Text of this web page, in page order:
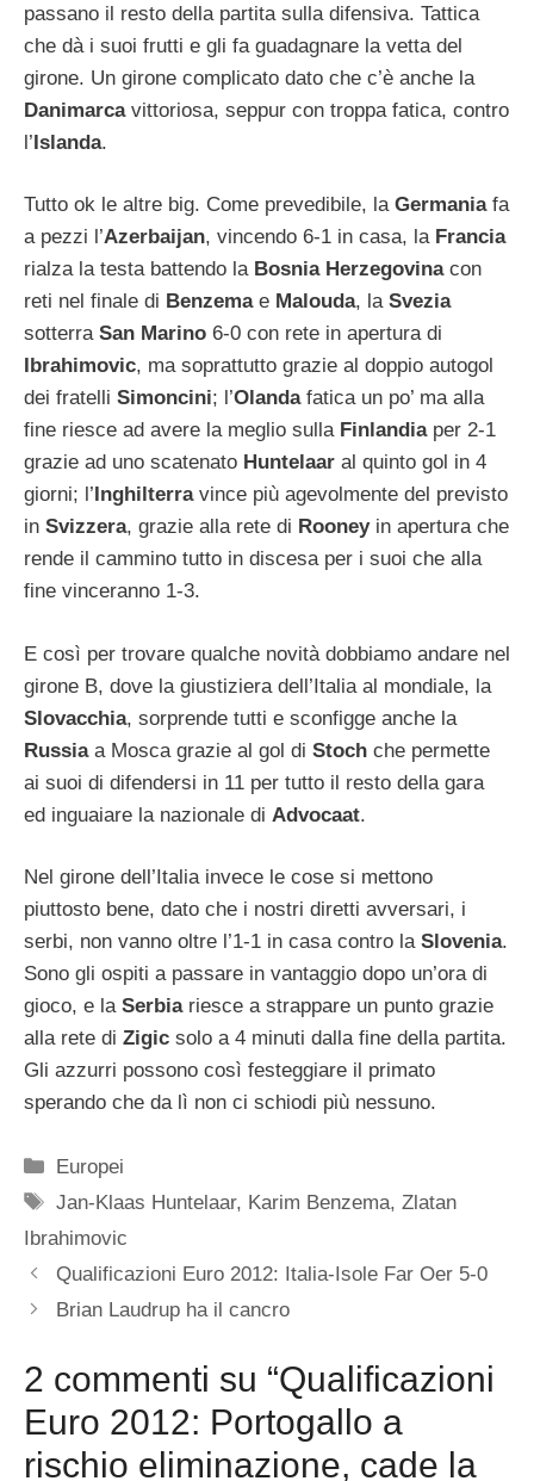
passano il resto della partita sulla difensiva. Tattica
che dà i suoi frutti e gli fa guadagnare la vetta del
girone. Un girone complicato dato che c’è anche la
Danimarca vittoriosa, seppur con troppa fatica, contro
l’Islanda.
Tutto ok le altre big. Come prevedibile, la Germania fa
a pezzi l’Azerbaijan, vincendo 6-1 in casa, la Francia
rialza la testa battendo laBosnia Herzegovinacon
reti nel finale di Benzema e Malouda, la Svezia
sotterra San Marino 6-0 con rete in apertura di
Ibrahimovic, ma soprattutto grazie al doppio autogol
dei fratelli Simoncini; l’Olanda fatica un po’ ma alla
fine riesce ad avere la meglio sulla Finlandiaper 2-1
grazie ad uno scatenato Huntelaar al quinto gol in 4
giorni; l’ Inghilterra vince più agevolmente del previsto
in Svizzera, grazie alla rete di Rooney in apertura che
rende il cammino tutto in discesa per i suoi che alla
fine vinceranno 1-3.
E così per trovare qualche novità dobbiamo andare nel
girone B, dove la giustiziera dell’Italia al mondiale, la
Slovacchia, sorprende tutti e sconfigge anche la
Russia a Mosca grazie al gol di Stoch che permette
ai suoi di difendersi in 11 per tutto il resto della gara
ed inguaiare la nazionale di Advocaat.
Nel girone dell’Italia invece le cose si mettono
piuttosto bene, dato che i nostri diretti avversari, i
serbi, non vanno oltre l’1-1 in casa contro la Slovenia.
Sono gli ospiti a passare in vantaggio dopo un’ora di
gioco, e la Serbia riesce a strappare un punto grazie
alla rete di Zigic solo a 4 minuti dalla fine della partita.
Gli azzurri possono così festeggiare il primato
sperando che da lì non ci schiodi più nessuno.
Categorie
Europei
Tag
Jan-Klaas Huntelaar, Karim Benzema,Zlatan
Ibrahimovic
Qualificazioni Euro 2012: Italia-Isole Far Oer 5-0
Brian Laudrup ha il cancro
2 commenti su “Qualificazioni
Euro 2012: Portogallo a
rischio eliminazione, cade la